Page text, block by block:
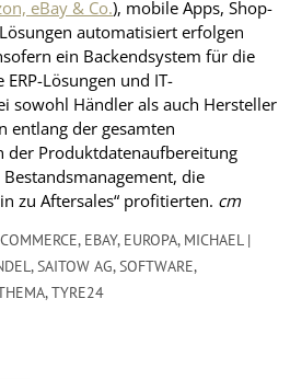
eBay & Co.), mobile Apps, Shop-
automatisiert erfolgen
ein Backendsystem für die
Lösungen und IT-
sowohl Händler als auch Hersteller
entlang der gesamten
der Produktdatenaufbereitung
die
zu Aftersales“ profitierten. cm
, EBAY, EUROPA, MICHAEL |
,SAITOW AG,SOFTWARE,
,TYRE24